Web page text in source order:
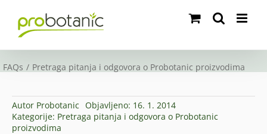
content
FAQs Pretraga pitanja i odgovora o Probotanic proizvodima
Autor Probotanic Objavljeno: 16. 1. 2014
Kategorije: Pretraga pitanja i odgovora o Probotanic
proizvodima